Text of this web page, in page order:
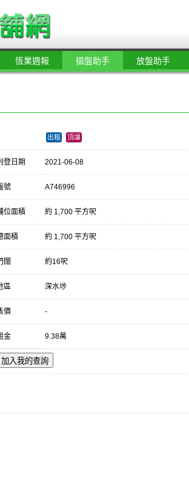
恆業週報 搵盤助手 放盤助手
出租 頂讓
登日期 2021-06-08
號 A746996
位面積 約 1,700 平方呎
面積 約 1,700 平方呎
闊 約16呎
區 深水埗
價 -
金 9.38萬
加入我的查詢